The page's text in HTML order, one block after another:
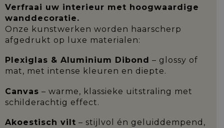
Verfraai uw interieur met hoogwaardige
wanddecoratie.
Onze kunstwerken worden haarscherp
afgedrukt op luxe materialen:
Plexiglas & Aluminium Dibond – glossy of
mat, met intense kleuren en diepte.
Canvas – warme, klassieke uitstraling met
schilderachtig effect.
Akoestisch vilt – stijlvol én geluiddempend,